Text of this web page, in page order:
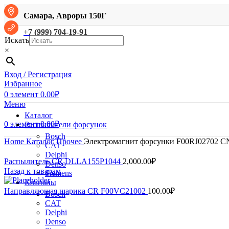
Самара, Авроры 150Г
+7 (999) 704-19-91
Искать
×
Вход / Регистрация
Избранное
0 элемент 0.00₽
Меню
0 элемент 0.00₽
Каталог
Распылители форсунок
Bosch
CAT
Delphi
Denso
Siemens
Клапаны
Bosch
CAT
Delphi
Denso
Home КаталогПрочее Электромагнит форсунки F00RJ02702
Распылитель CR DLLA155P1044 2,000.00₽
Назад к товарам
Направляющая шарика CR F00VC21002 100.00₽
Нажмите, чтобы увеличить